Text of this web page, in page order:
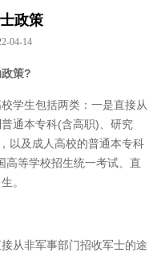
政策
04-14
策?
学生包括两类：一是直接从
通本专科(含高职)、研究
以及成人高校的普通本专科
高等学校招生统一考试、直
。
从非军事部门招收军士的途